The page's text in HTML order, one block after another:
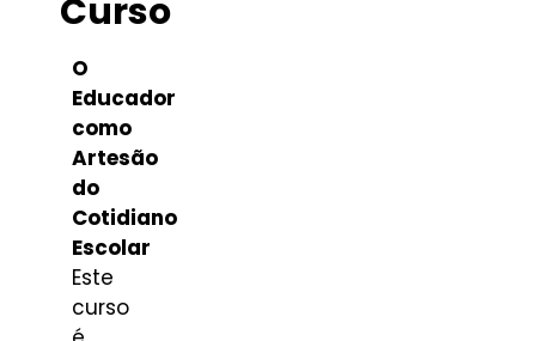
Curso
O
Educador
como
Artesão
do
Cotidiano
Escolar
Este
curso